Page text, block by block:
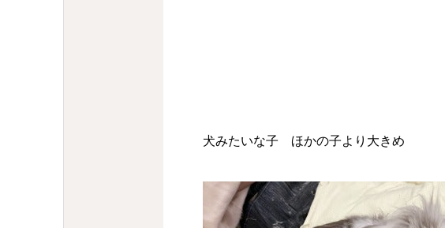
犬みたいな子 ほかの子より大きめ